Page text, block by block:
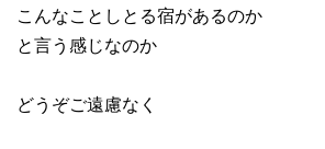
こんなことしとる宿があるのか
と言う感じなのか
どうぞご遠慮なく